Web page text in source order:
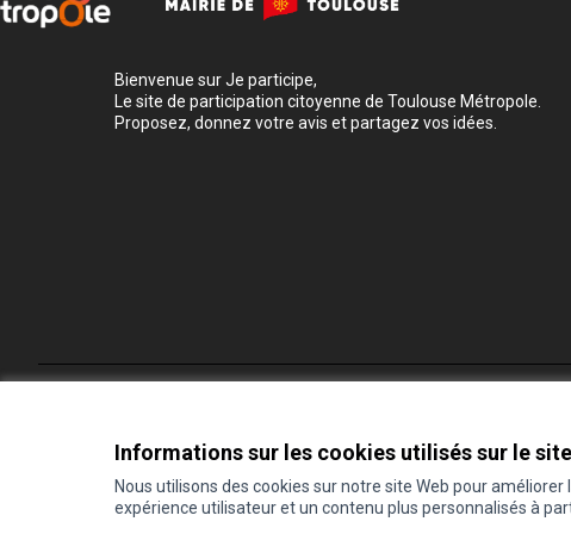
Informations sur les cookies utilisés sur le
Nous utilisons des cookies sur notre site Web pour
expérience utilisateur et un contenu plus personnalisés à
Bienvenue sur Je participe,
Le site de participation citoyenne de Toulouse Métropole.
Proposez, donnez votre avis et partagez vos idées.